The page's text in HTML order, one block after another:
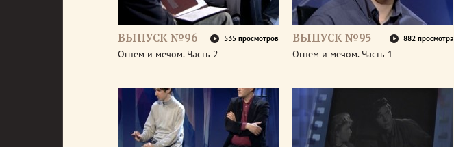
ВЫПУСК №96 535 просмотров
Огнем и мечом. Часть 2
ВЫПУСК №95 882 просмотра
Огнем и мечом. Часть 1